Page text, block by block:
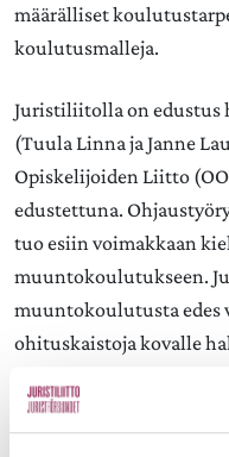
määrälliset
koulutusmalleja.
Juristiliitolla on edustus
(Tuula Linna ja Janne
Opiskelijoiden Liitto
edustettuna.
tuo esiin voimakkaan
muuntokoulutukseen.
muuntokoulutusta edes
ohituskaistoja kovalle
OTM-koulutuksessa.